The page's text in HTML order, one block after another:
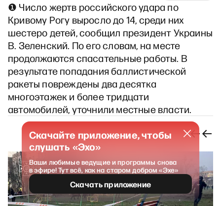
❶ Число жертв российского удара по
Кривому Рогу выросло до 14, среди них
шестеро детей, сообщил президент Украины
В. Зеленский. По его словам, на месте
продолжаются спасательные работы. В
результате попадания баллистической
ракеты повреждены два десятка
многоэтажек и более тридцати
автомобилей, уточнили местные власти.
Скачайте приложение, чтобы
слушать «Эхо»
Ваши любимые ведущие и программы снова
в эфире! Тут всё, как на старом добром «Эхе»
Скачать приложение